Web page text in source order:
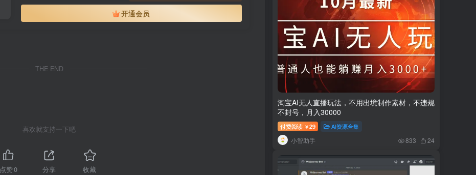
开通会员
THE END
喜欢就支持一下吧
点赞0 分享 收藏
淘宝AI无人直播玩法，不用出境制作素材，不违规
不封号，月入30000
付费阅读 ￥29 AI资源合集
小智助手 833 24